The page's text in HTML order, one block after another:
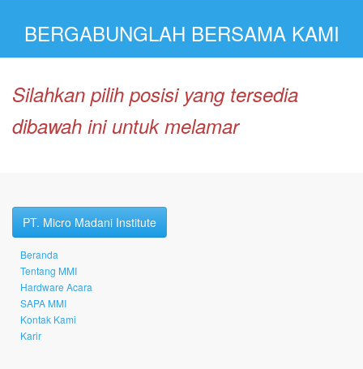
BERGABUNGLAH BERSAMA KAMI
Silahkan pilih posisi yang tersedia
dibawah ini untuk melamar
PT. Micro Madani Institute
Beranda
Tentang MMI
Hardware Acara
SAPA MMI
Kontak Kami
Karir